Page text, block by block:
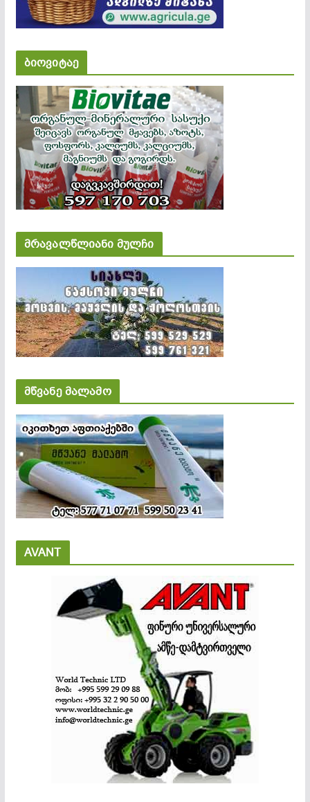
ბიოვიტაე
მრავალწლიანი მულჩი
მწვანე მალამო
AVANT